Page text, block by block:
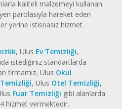
kaliteli malzemeyi kullanan
parolasıyla hareket eden
yerine istisnasız hizmet
, Ulus Ev Temizliği,
istediğiniz standartlarda
firmamız, Ulus Okul
, Ulus Otel Temizliği,
Fuar Temizliği gibi alanlarda
hizmet vermektedir.